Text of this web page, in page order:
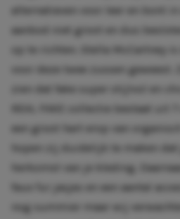
alternatieven voor leer en bont
aanbod niet groot en dus
op te richten. Stella McCartney
voor deze twee zussen geweest.
zien dat fake super stijlvol en
REAL FAKE collectie bestaat uit
een groot hart erop van
hopen zij duidelijk te maken
herkomst van je kleding.
faux fur jasjes en een aantal
nog summier maar wij